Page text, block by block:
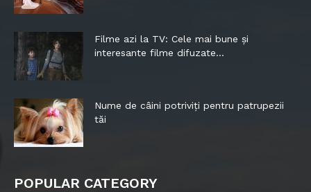
Filme azi la TV: Cele mai bune și
interesante filme difuzate...
Nume de câini potriviți pentru patrupezii
tăi
POPULAR CATEGORY